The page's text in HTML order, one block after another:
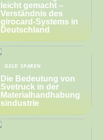
leicht gemacht –
Verständnis des
girocard-Systems in
Deutschland
GELD SPAREN
Die Bedeutung von
Svetruck in der
Materialhandhabung
sindustrie